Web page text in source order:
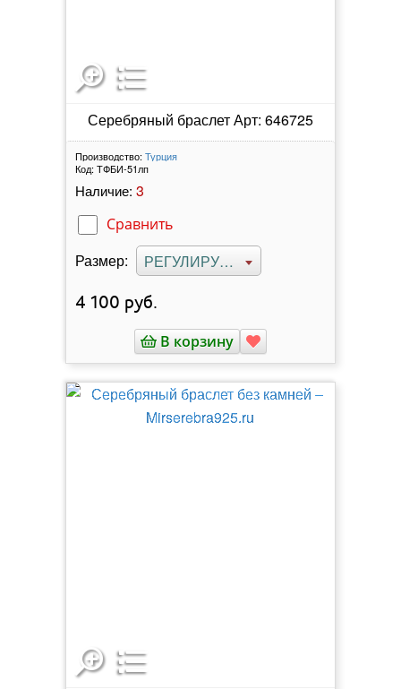
Серебряный браслет Арт: 646725
Производство: Турция
Код: ТФБИ-51лп
Наличие: 3
Сравнить
Размер: РЕГУЛИРУЕМЫЙ
4 100 руб.
В корзину